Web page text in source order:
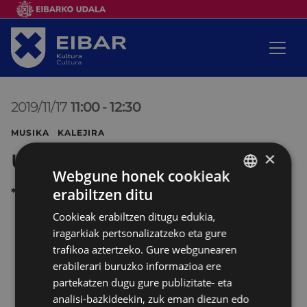
2019/11/17 11:00 -12:30
MUSIKA KALEJIRA
Usartza txistulari banda
*
×
Webgune honek cookieak
erabiltzen ditu
Cookieak erabiltzen ditugu edukia,
iragarkiak pertsonalizatzeko eta gure
trafikoa aztertzeko. Gure webgunearen
erabilerari buruzko informazioa ere
partekatzen dugu gure publizitate- eta
analisi-bazkideekin, zuk eman diezun edo